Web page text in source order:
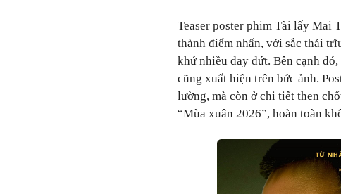
Teaser poster phim Tài lấy Mai
thành điểm nhấn, với sắc thái
khứ nhiều day dứt. Bên cạnh
cũng xuất hiện trên bức ảnh.
lường, mà còn ở chi tiết then
“Mùa xuân 2026”, hoàn toàn